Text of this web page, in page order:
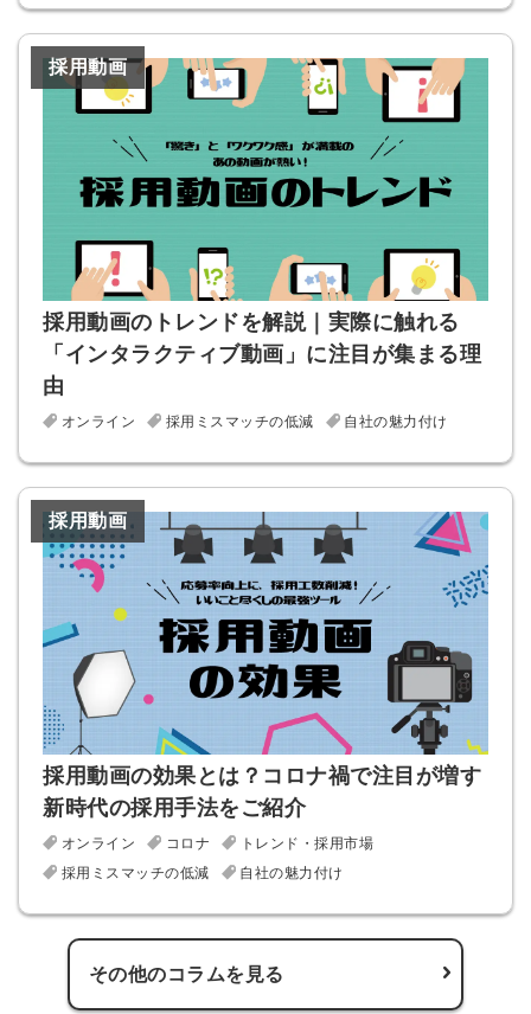
採用動画
採用動画のトレンドを解説｜実際に触れる
「インタラクティブ動画」に注目が集まる理
由
オンライン 採用ミスマッチの低減 自社の魅力付け
採用動画
採用動画の効果とは？コロナ禍で注目が増す
新時代の採用手法をご紹介
オンライン コロナ
トレンド・採用市場
採用ミスマッチの低減
自社の魅力付け
その他のコラムを見る